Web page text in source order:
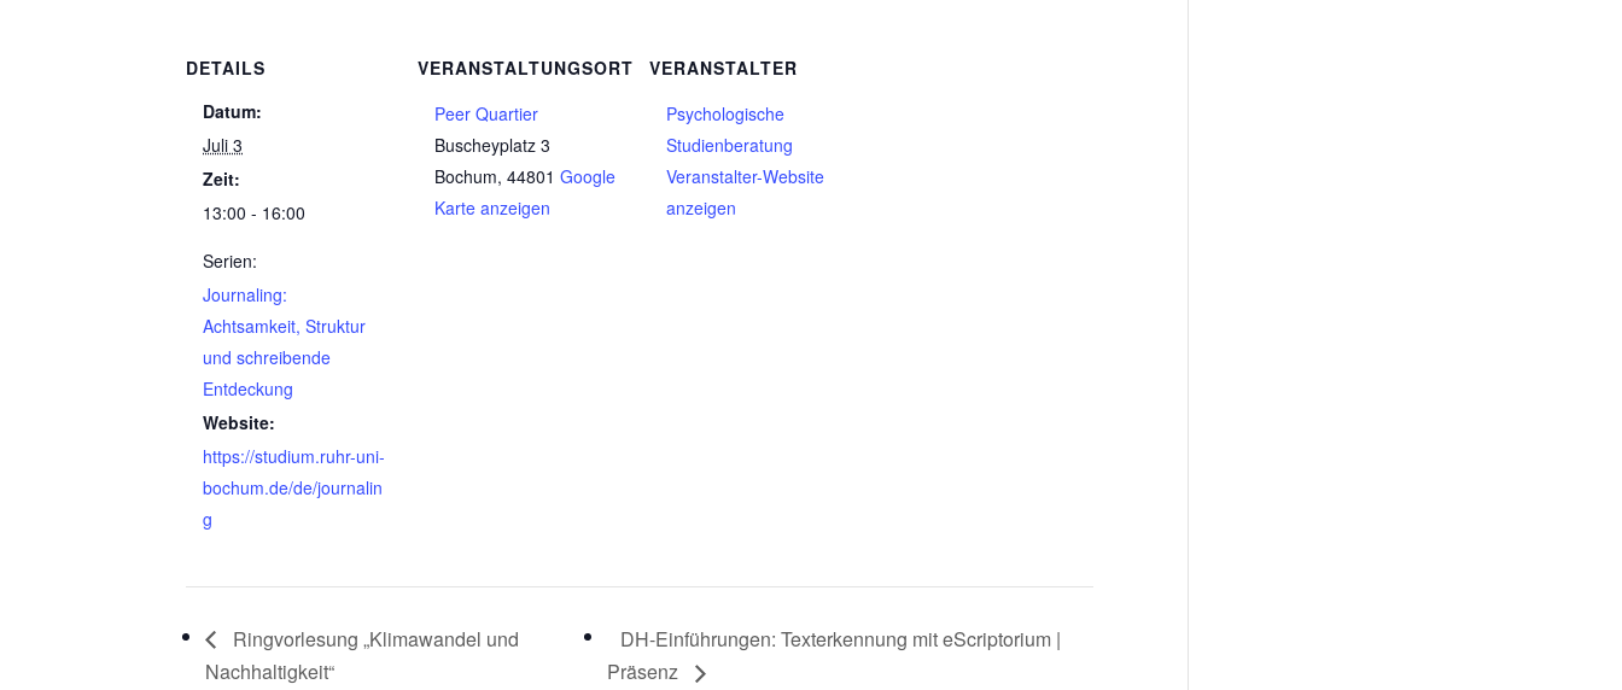
DETAILS
Datum:
Juli 3
Zeit:
13:00 - 16:00
Serien:
Journaling:
Achtsamkeit, Struktur
und schreibende
Entdeckung
Website:
https://studium.ruhr-uni-
bochum.de/de/journalin
g
VERANSTALTUNGSORT
Peer Quartier
Buscheyplatz 3
Bochum, 44801 Google
Karte anzeigen
VERANSTALTER
Psychologische
Studienberatung
Veranstalter-Website
anzeigen
Ringvorlesung „Klimawandel und
Nachhaltigkeit“
DH-Einführungen: Texterkennung mit eScriptorium |
Präsenz